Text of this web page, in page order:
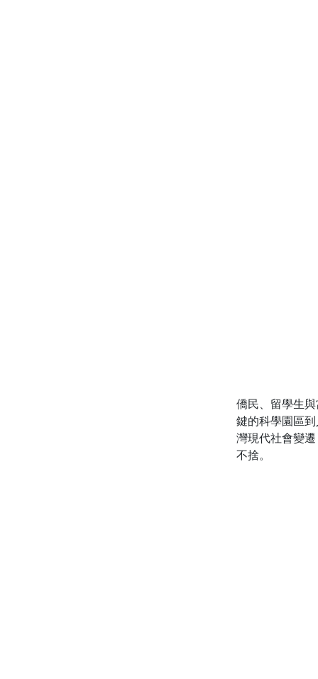
僑民、留學生
鍵的科學園區
灣現代社會變
不捨。